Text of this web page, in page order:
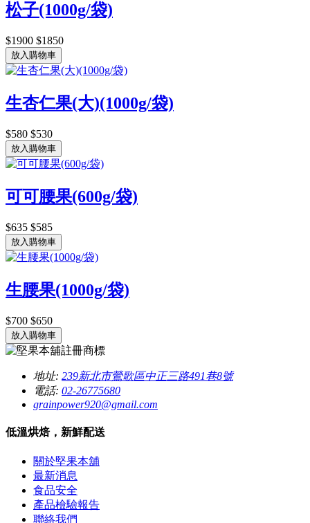
松子(1000g/袋)
$1900 $1850
放入購物車
生杏仁果(大)(1000g/袋)
$580 $530
放入購物車
可可腰果(600g/袋)
$635 $585
放入購物車
生腰果(1000g/袋)
$700 $650
放入購物車
地址: 239新北市鶯歌區中正三路491巷8號
電話: 02-26775680
grainpower920@gmail.com
低溫烘焙，新鮮配送
關於堅果本舖
最新消息
食品安全
產品檢驗報告
聯絡我們